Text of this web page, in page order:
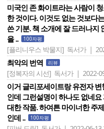
미국인 존 화이트라는 사람이
한 것이다. 이것도 없는 것보다
쓴 기분. 책 소개에 잘 드러나지
을 ..
100자평
[플리니우스 박물지] 독서가 |
최악의 번역 리뷰
[정복자의 시선] 독서가 | 2022-
이거 글리포세이트랑 유전자
인데 그런설명이 하나도 없네
대한 작품. 하여튼 마이너한 주
인데 ..
100자평